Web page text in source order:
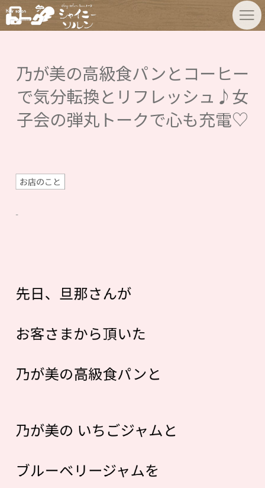
乃が美の高級食パンとコーヒー
で気分転換とリフレッシュ♪女
子会の弾丸トークで心も充電♡
お店のこと
先日、旦那さんが
お客さまから頂いた
乃が美の高級食パンと
乃が美の いちごジャムと
ブルーベリージャムを